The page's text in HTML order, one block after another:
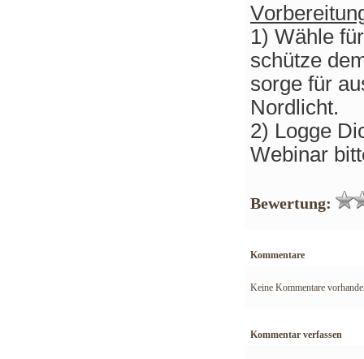
1) Wähle
schütze
sorge für
Nordlicht.
2) Logge
Webinar
Bewertung:
Kommentare
Keine Kommentare
Kommentar verfassen